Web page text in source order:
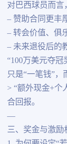
对巴西球员而言
– 赞助合同更丰
– 转会价值、俱
– 未来退役后的
“100万美元夺
只是“一笔钱”，
> “额外现金+个
合回报。
—
三、奖金与激励